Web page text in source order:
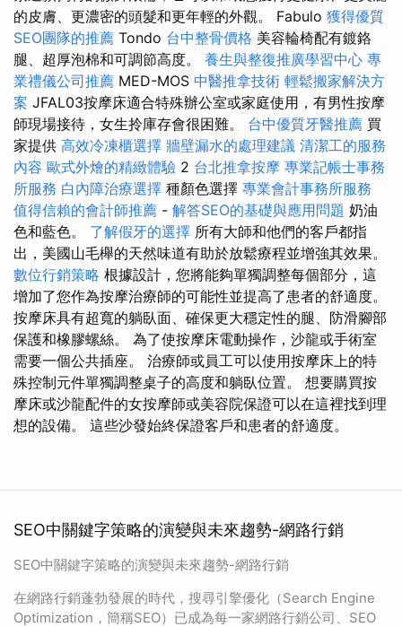
的皮膚、更濃密的頭髮和更年輕的外觀。 Fabulo 獲得優質
SEO團隊的推薦 Tondo 台中整骨價格 美容輪椅配有鍍鉻
腿、超厚泡棉和可調節高度。 養生與整復推廣學習中心 專
業禮儀公司推薦 MED-MOS 中醫推拿技術 輕鬆搬家解決方
案 JFAL03按摩床適合特殊辦公室或家庭使用，有男性按摩
師現場接待，女生拎庫存會很困難。 台中優質牙醫推薦 買
家提供 高效冷凍櫃選擇 牆壁漏水的處理建議 清潔工的服務
內容 歐式外燴的精緻體驗 2 台北推拿按摩 專業記帳士事務
所服務 白內障治療選擇 種顏色選擇 專業會計事務所服務
值得信賴的會計師推薦 - 解答SEO的基礎與應用問題 奶油
色和藍色。 了解假牙的選擇 所有大師和他們的客戶都指
出，美國山毛櫸的天然味道有助於放鬆療程並增強其效果。
數位行銷策略 根據設計，您將能夠單獨調整每個部分，這
增加了您作為按摩治療師的可能性並提高了患者的舒適度。
按摩床具有超寬的躺臥面、確保更大穩定性的腿、防滑腳部
保護和橡膠螺絲。 為了使按摩床電動操作，沙龍或手術室
需要一個公共插座。 治療師或員工可以使用按摩床上的特
殊控制元件單獨調整桌子的高度和躺臥位置。 想要購買按
摩床或沙龍配件的女按摩師或美容院保證可以在這裡找到理
想的設備。 這些沙發始終保證客戶和患者的舒適度。
SEO中關鍵字策略的演變與未來趨勢-網路行銷
SEO中關鍵字策略的演變與未來趨勢-網路行銷
在網路行銷蓬勃發展的時代，搜尋引擎優化（Search Engine
Optimization，簡稱SEO）已成為每一家網路行銷公司、SEO